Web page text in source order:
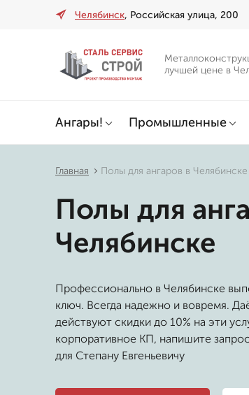
Челябинск, Российская улица, 200
лучшей цене в
Ангары! Промышленные
Главная Полы для ангаров в Челябинске
Полы для
Челябинске
Профессионально в Челябинске
ключ. Всегда надежно и вовремя.
действуют скидки до 10% на эти
корпоративное КП, напишите
для Степану Евгеньевичу